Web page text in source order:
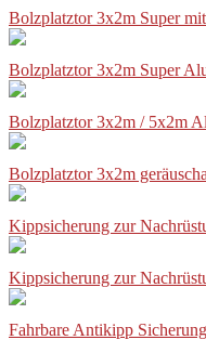
Bolzplatztor 3x2m Super
Bolzplatztor 3x2m Super
Bolzplatztor 3x2m / 5x2m
Bolzplatztor 3x2m
Kippsicherung zur
Kippsicherung zur
Fahrbare Antikipp Sicherung